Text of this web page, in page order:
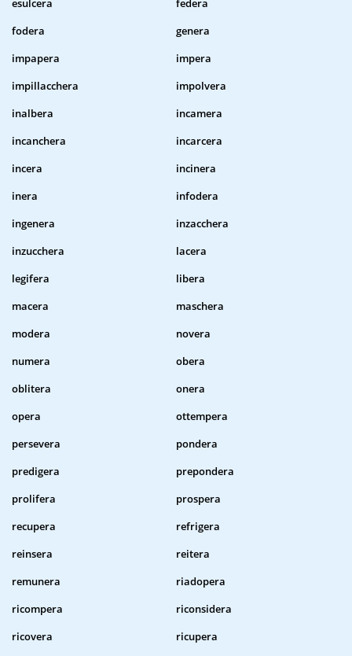
esulcera
federa
fodera
genera
impapera
impera
impillacchera
impolvera
inalbera
incamera
incanchera
incarcera
incera
incinera
inera
infodera
ingenera
inzacchera
inzucchera
lacera
legifera
libera
macera
maschera
modera
novera
numera
obera
oblitera
onera
opera
ottempera
persevera
pondera
predigera
prepondera
prolifera
prospera
recupera
refrigera
reinsera
reitera
remunera
riadopera
ricompera
riconsidera
ricovera
ricupera